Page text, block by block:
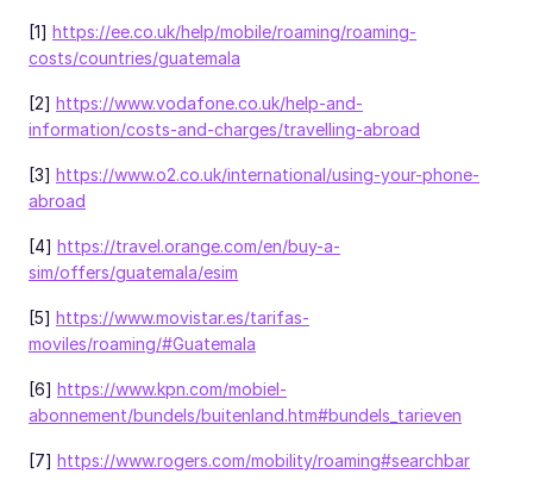
[1] https://ee.co.uk/help/mobile/roaming/roaming-
costs/countries/guatemala
[2] https://www.vodafone.co.uk/help-and-
information/costs-and-charges/travelling-abroad
[3] https://www.o2.co.uk/international/using-your-phone-
abroad
[4] https://travel.orange.com/en/buy-a-
sim/offers/guatemala/esim
[5] https://www.movistar.es/tarifas-
moviles/roaming/#Guatemala
[6] https://www.kpn.com/mobiel-
abonnement/bundels/buitenland.htm#bundels_tarieven
[7] https://www.rogers.com/mobility/roaming#searchbar